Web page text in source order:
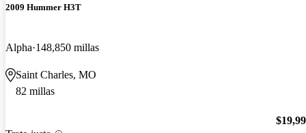
2009 Hummer H3T
Alpha 148,850 millas
Saint Charles, MO
82 millas